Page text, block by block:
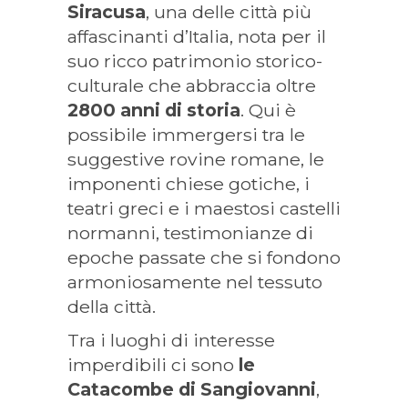
Siracusa, una delle città più
affascinanti d’Italia, nota per il
suo ricco patrimonio storico-
culturale che abbraccia oltre
2800 anni di storia. Qui è
possibile immergersi tra le
suggestive rovine romane, le
imponenti chiese gotiche, i
teatri greci e i maestosi castelli
normanni, testimonianze di
epoche passate che si fondono
armoniosamente nel tessuto
della città.
Tra i luoghi di interesse
imperdibili ci sono le
Catacombe di Sangiovanni,